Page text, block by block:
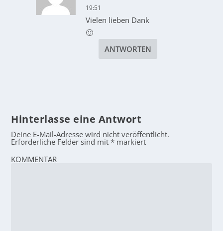
19:51
Vielen lieben Dank
🙂
ANTWORTEN
Hinterlasse eine Antwort
Deine E-Mail-Adresse wird nicht veröffentlicht.
Erforderliche Felder sind mit* markiert
KOMMENTAR